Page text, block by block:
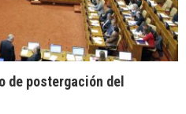
de postergación del